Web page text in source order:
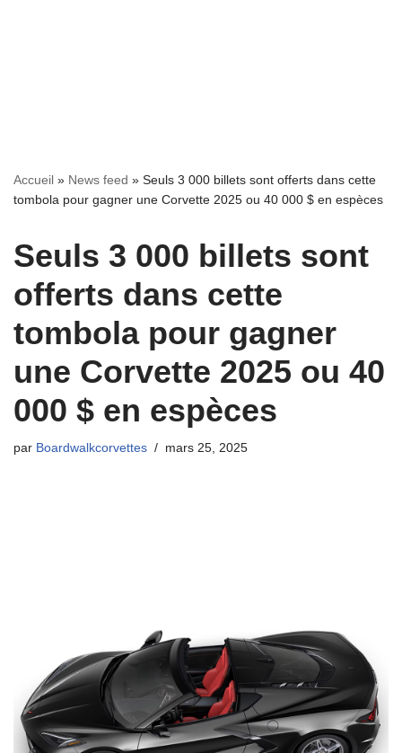
Accueil » News feed » Seuls 3 000 billets sont offerts dans cette
tombola pour gagner une Corvette 2025 ou 40 000 $ en espèces
Seuls 3 000 billets sont
offerts dans cette
tombola pour gagner
une Corvette 2025 ou 40
000 $ en espèces
par Boardwalkcorvettes mars 25, 2025